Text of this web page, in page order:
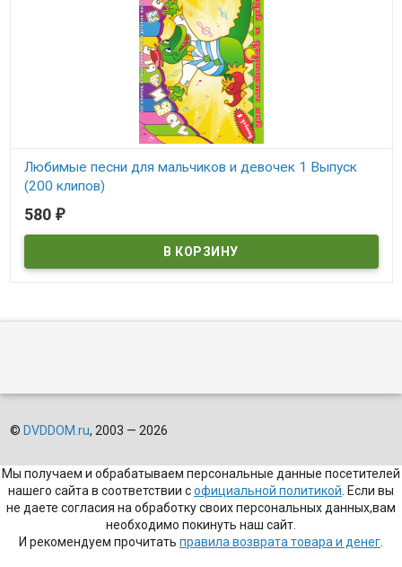
Любимые песни для мальчиков и девочек 1 Выпуск
(200 клипов)
В наличии
580 ₽
© DVDDOM.ru, 2003 — 2026
Мы получаем и обрабатываем персональные данные посетителей
нашего сайта в соответствии софициальной политикой . Если вы
не даете согласия на обработку своих персональных данных,вам
необходимо покинуть наш сайт.
И рекомендуем прочитать правила возврата товара и денег